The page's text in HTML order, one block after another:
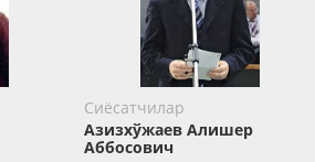
Сиёсатчилар
Азизхўжаев Алишер
Аббосович